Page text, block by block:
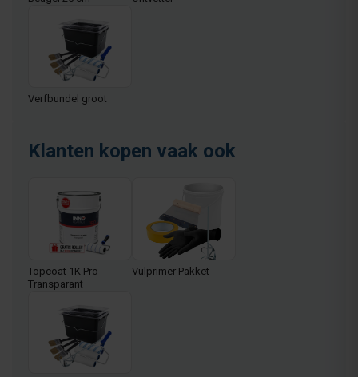
Verfbundel groot
Klanten kopen vaak ook
Topcoat 1K Pro
Transparant
Vulprimer Pakket